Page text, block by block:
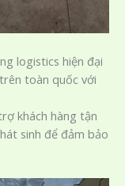
logistics hiện đại
toàn quốc với
khách hàng tận
sinh để đảm bảo